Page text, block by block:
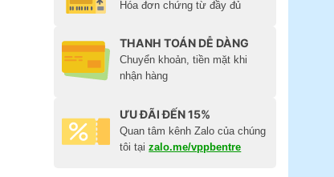
Hóa đơn chứng từ đầy đủ
THANH TOÁN DỄ DÀNG
Chuyển khoản, tiền mặt khi
nhận hàng
ƯU ĐÃI ĐẾN 15%
Quan tâm kênh Zalo của chúng
tôi tạizalo.me/vppbentre